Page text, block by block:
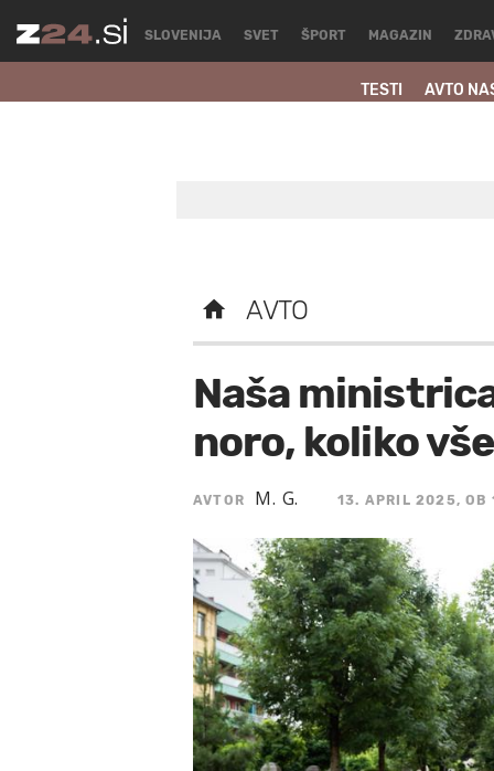
SLOVENIJA SVET ŠPORT MAGAZIN
TESTI AVTO
AVTO
Naša
noro, koliko
AVTOR M. G. 13. APRIL 2025, OB